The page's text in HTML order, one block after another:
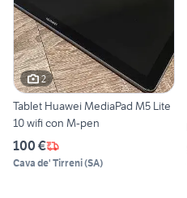
2
Tablet Huawei MediaPad M5 Lite
10 wifi con M-pen
100 €
Cava de' Tirreni(SA)